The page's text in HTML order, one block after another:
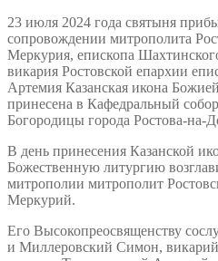
23 июля 2024 года святыня
сопровождении митрополита
Меркурия, епископа
викария Ростовской епархии
Артемия Казанская икона
принесена в Кафедральный
Богородицы города Ростова-на-
В день принесения Казанской
Божественную литургию
митрополии митрополит
Меркурий.
Его Высокопреосвященству
и Миллеровский Симон, викарий